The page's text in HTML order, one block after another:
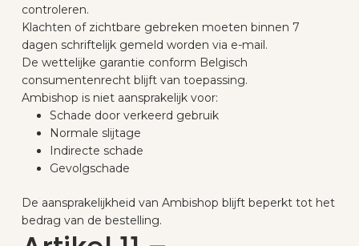
controleren.
Klachten of zichtbare gebreken moeten binnen 7
dagen schriftelijk gemeld worden via e-mail.
De wettelijke garantie conform Belgisch
consumentenrecht blijft van toepassing.
Ambishop is niet aansprakelijk voor:
Schade door verkeerd gebruik
Normale slijtage
Indirecte schade
Gevolgschade
De aansprakelijkheid van Ambishop blijft beperkt tot het
bedrag van de bestelling.